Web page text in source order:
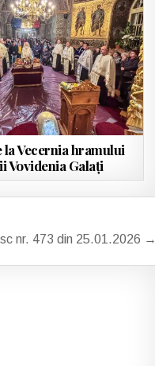
la Vecernia hramului
Vovidenia Galați
nr. 473 din 25.01.2026 →